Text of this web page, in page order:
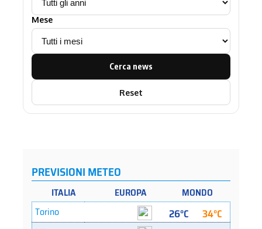
Mese
Cerca news
Reset